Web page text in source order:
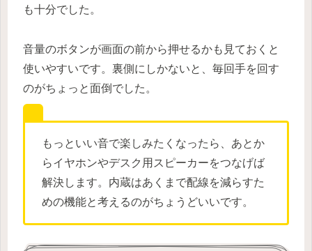
も十分でした。
音量のボタンが画面の前から押せるかも見ておくと
使いやすいです。裏側にしかないと、毎回手を回す
のがちょっと面倒でした。
もっといい音で楽しみたくなったら、あとか
らイヤホンやデスク用スピーカーをつなげば
解決します。内蔵はあくまで配線を減らすた
めの機能と考えるのがちょうどいいです。